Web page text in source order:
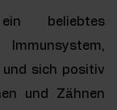
beliebtes
sich positiv
und Zähnen